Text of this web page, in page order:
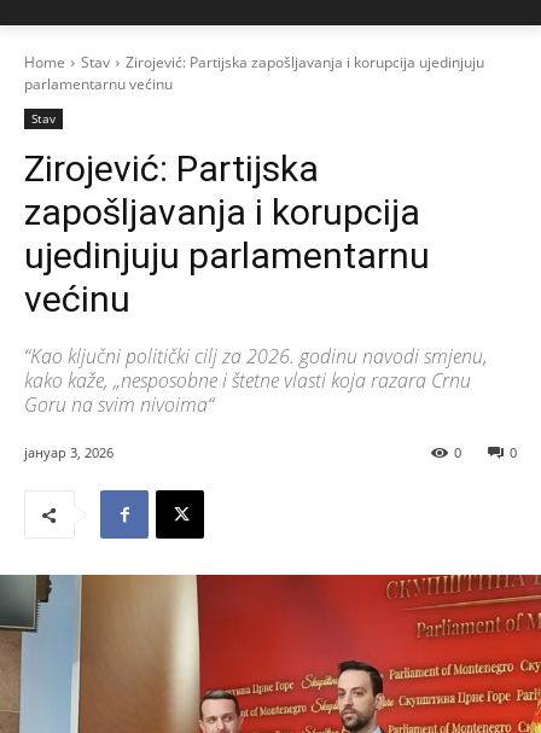
Home Stav
Zirojević: Partijska zapošljavanja i korupcija ujedinjuju
parlamentarnu većinu
Stav
Zirojević: Partijska
zapošljavanja i korupcija
ujedinjuju parlamentarnu
većinu
“Kao ključni politički cilj za 2026. godinu navodi smjenu,
kako kaže, „nesposobne i štetne vlasti koja razara Crnu
Goru na svim nivoima“
јануар 3, 2026 0
0